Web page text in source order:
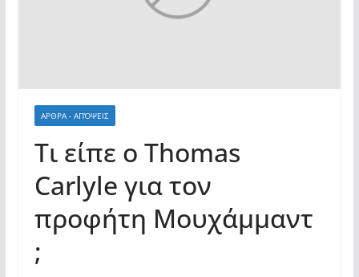
ΑΡΘΡΑ - ΑΠΌΨΕΙΣ
Τι είπε ο Thomas
Carlyle για τον
προφήτη Μουχάμμαντ
;